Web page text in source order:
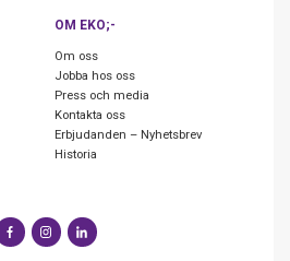
OM EKO;-
Om oss
Jobba hos oss
Press och media
Kontakta oss
Erbjudanden – Nyhetsbrev
Historia